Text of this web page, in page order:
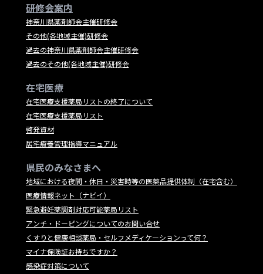
研修会案内
神奈川県薬剤師会主催研修会
その他(各地域主催)研修会
過去の神奈川県薬剤師会主催研修会
過去のその他(各地域主催)研修会
在宅医療
在宅医療支援薬局リストの終了について
在宅医療支援薬局リスト
啓発資材
居宅療養管理指導マニュアル
県民のみなさまへ
地域における夜間・休日・災害時等の医薬品提供体制（在宅含む）
医療情報ネット（ナビイ）
緊急避妊薬調剤対応可能薬局リスト
アンチ・ドーピングについてのお問い合せ
くすりと健康相談薬局・セルフメディケーションって何？
マイナ保険証お持ちですか？
感染症対策について